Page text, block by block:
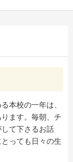
本校の一年は、
ます。毎朝、チ
て下さるお話
っても日々の生